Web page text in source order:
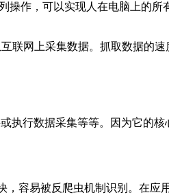
操作，可以实现人在电脑上的
联网上采集数据。抓取数据的
行数据采集等等。因为它的
容易被反爬虫机制识别。在